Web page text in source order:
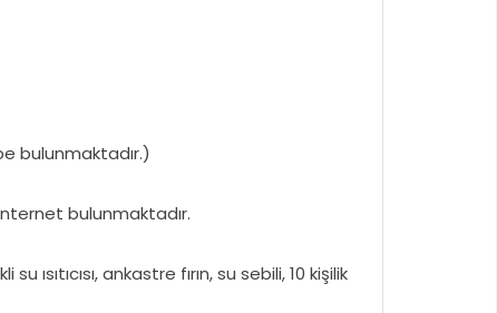
bulunmaktadır.)
bulunmaktadır.
ankastre fırın, su sebili, 10 kişilik